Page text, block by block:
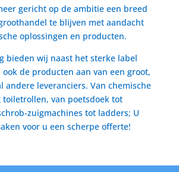
gericht op de ambitie een breed
te blijven met aandacht
oplossingen en producten.
bieden wij naast het sterke label
ook de producten aan van een groot,
andere leveranciers. Van chemische
toiletrollen, van poetsdoek tot
zuigmachines tot ladders; U
voor u een scherpe offerte!